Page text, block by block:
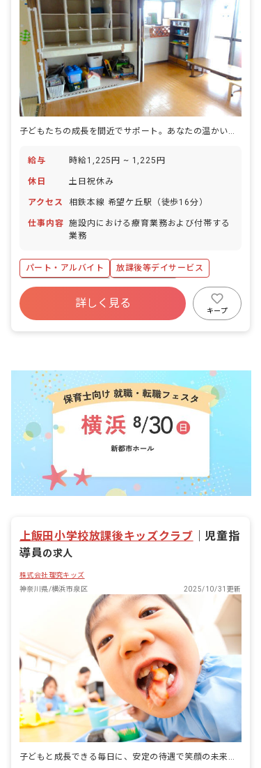
給与 時給1,225円 ~ 1,225円
休日 土日祝休み
アクセス 相鉄本線 希望ケ丘駅（徒歩16分）
仕事内容 施設内における療育業務および付帯する
業務
パート・アルバイト
放課後等デイサービス
ボーナス・賞与あり
社会保険完備
有給
福利厚生充実
詳しく見る
キープ
上飯田小学校放課後キッズクラブ
児童指
導員の求人
株式会社理究キッズ
神奈川県/横浜市泉区
2025/10/31更新
子どもと成長できる毎日に、安定の待遇で笑顔の未来を描こう